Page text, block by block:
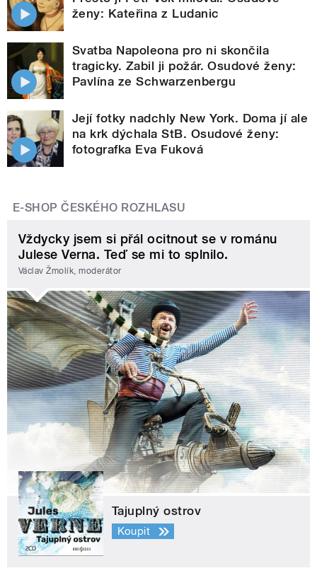
ženy: Kateřina z Ludanic
Svatba Napoleona pro ni skončila
tragicky. Zabil ji požár. Osudové ženy:
Pavlína ze Schwarzenbergu
Její fotky nadchly New York. Doma jí ale
na krk dýchala StB. Osudové ženy:
fotografka Eva Fuková
E-SHOP ČESKÉHO ROZHLASU
Vždycky jsem si přál ocitnout se v románu
Julese Verna. Teď se mi to splnilo.
Václav Žmolík, moderátor
Tajuplný ostrov
Koupit